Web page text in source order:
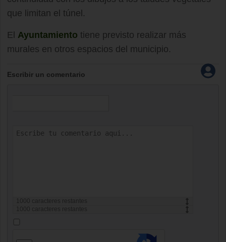
que limitan el túnel.
El Ayuntamiento tiene previsto realizar más
murales en otros espacios del municipio.
Escribir un comentario
caracteres restantes
caracteres restantes